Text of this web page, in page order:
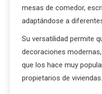
mesas de comedor,
adaptándose a
Su versatilidad permite
decoraciones
que los hace muy
propietarios de viviendas.